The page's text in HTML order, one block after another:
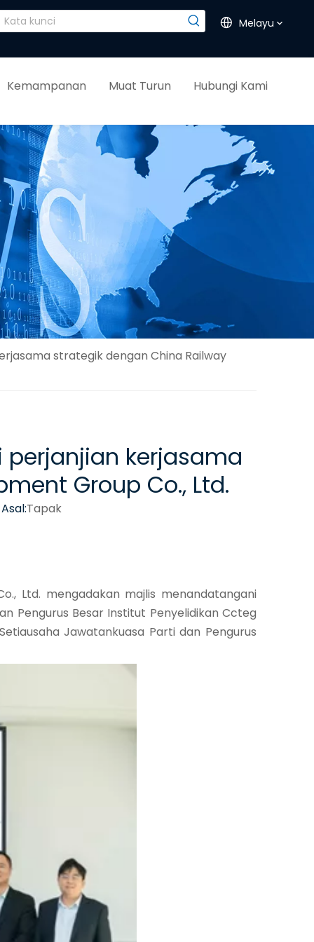
Melayu
Kemampanan Muat Turun Hubungi Kami
strategik dengan China Railway
perjanjian kerjasama
Group Co., Ltd.
Tapak
Ltd. mengadakan majlis menandatangani
Pengurus Besar Institut Penyelidikan Ccteg
Jawatankuasa Parti dan Pengurus